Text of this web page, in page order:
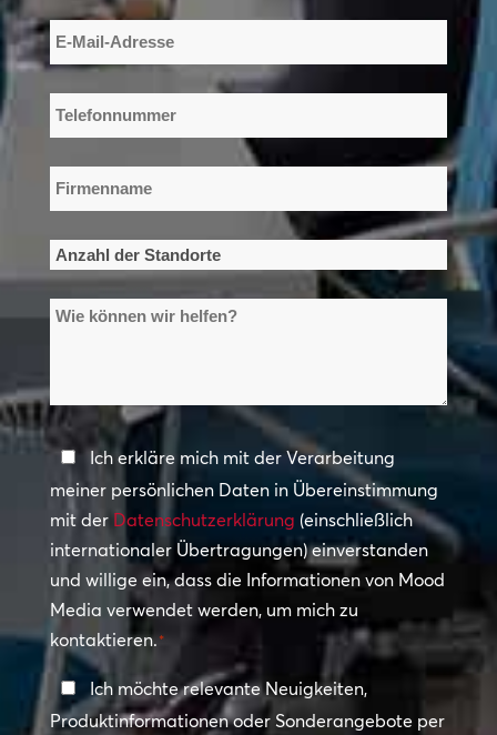
Nachname
E-
Mail-
Adresse
Telefonnummer
*
Firmenname
*
Anzahl
der
Standorte
Wie
helfen?
Datenschutzerklärung
*
Ich erkläre mich mit der Verarbeitung
meiner persönlichen Daten in Übereinstimmung
mit der Datenschutzerklärung (einschließlich
internationaler Übertragungen) einverstanden
und willige ein, dass die Informationen von Mood
Media verwendet werden, um mich zu
kontaktieren.*
In
Kontakt
Ich möchte relevante Neuigkeiten,
Produktinformationen oder Sonderangebote per